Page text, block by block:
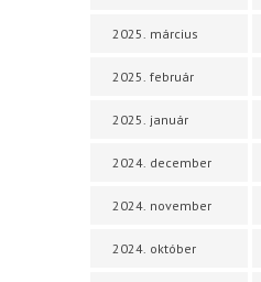
2025. március
2025. február
2025. január
2024. december
2024. november
2024. október